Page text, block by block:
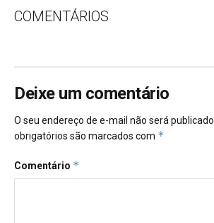
COMENTÁRIOS
Deixe um comentário
O seu endereço de e-mail não será publicado.
obrigatórios são marcados com *
Comentário *